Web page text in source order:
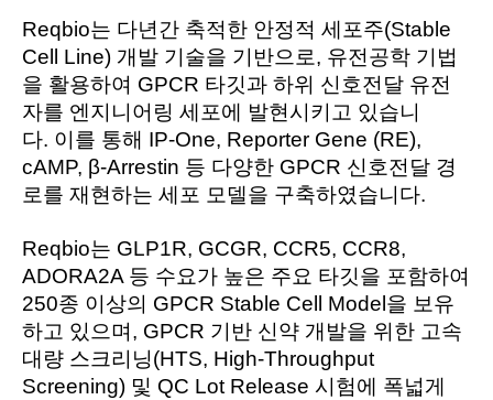
Reqbio는 다년간 축적한 안정적 세포주(Stable
Cell Line) 개발 기술을 기반으로, 유전공학 기법
을 활용하여 GPCR 타깃과 하위 신호전달 유전
자를 엔지니어링 세포에 발현시키고 있습니
다. 이를 통해 IP-One, Reporter Gene (RE),
cAMP, β-Arrestin 등 다양한 GPCR 신호전달 경
로를 재현하는 세포 모델을 구축하였습니다.
Reqbio는 GLP1R, GCGR, CCR5, CCR8,
ADORA2A 등 수요가 높은 주요 타깃을 포함하여
250종 이상의 GPCR Stable Cell Model을 보유
하고 있으며, GPCR 기반 신약 개발을 위한 고속
대량 스크리닝(HTS, High-Throughput
Screening) 및 QC Lot Release 시험에 폭넓게